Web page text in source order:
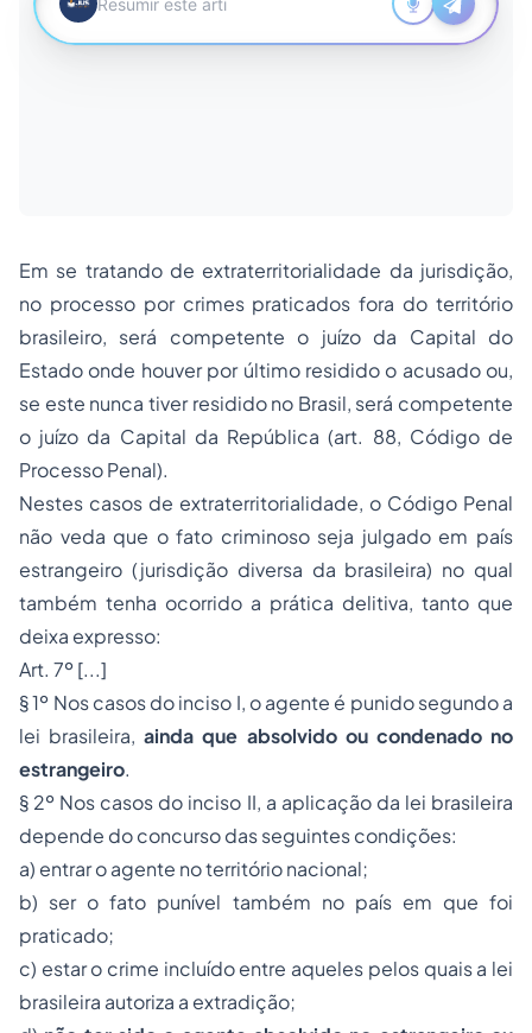
Em se tratando de extraterritorialidade da jurisdição,
no processo por crimes praticados fora do território
brasileiro, será competente o juízo da Capital do
Estado onde houver por último residido o acusado ou,
se este nunca tiver residido no Brasil, será competente
o juízo da Capital da República (art. 88, Código de
Processo Penal).
Nestes casos de extraterritorialidade, o Código Penal
não veda que o fato criminoso seja julgado em país
estrangeiro (jurisdição diversa da brasileira) no qual
também tenha ocorrido a prática delitiva, tanto que
deixa expresso:
Art. 7º [...]
§ 1º Nos casos do inciso I, o agente é punido segundo a
lei brasileira,ainda que absolvido ou condenado no
estrangeiro.
§ 2º Nos casos do inciso II, a aplicação da lei brasileira
depende do concurso das seguintes condições:
a) entrar o agente no território nacional;
b) ser o fato punível também no país em que foi
praticado;
c) estar o crime incluído entre aqueles pelos quais a lei
brasileira autoriza a extradição;